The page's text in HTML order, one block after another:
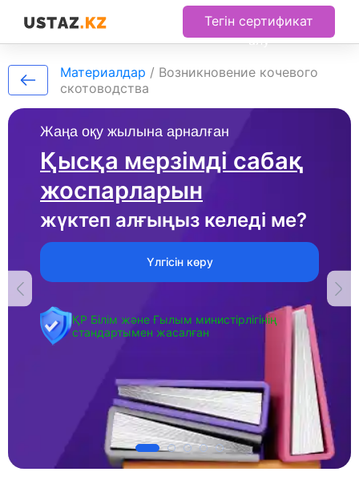
Тегін сертификат
алу
Жаңа оқу жылына арналған
Қысқа мерзімді сабақ
жоспарларын
жүктеп алғыңыз келеді ме?
Үлгісін көру
ҚР Білім және Ғылым министірлігінің
стандартымен жасалған
Материалдар / Возникновение кочевого
скотоводства